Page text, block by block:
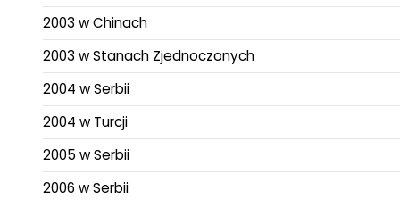
2003 w Chinach
2003 w Stanach Zjednoczonych
2004 w Serbii
2004 w Turcji
2005 w Serbii
2006 w Serbii